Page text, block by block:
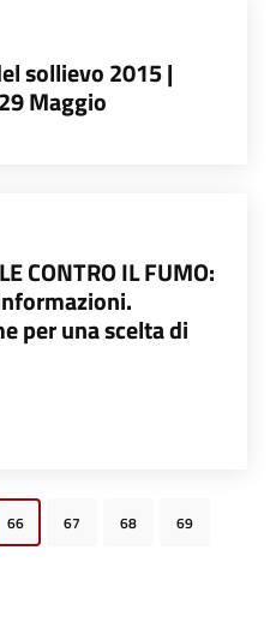
sollievo 2015 |
Maggio
CONTRO IL FUMO:
per una scelta di
66 67 68 69